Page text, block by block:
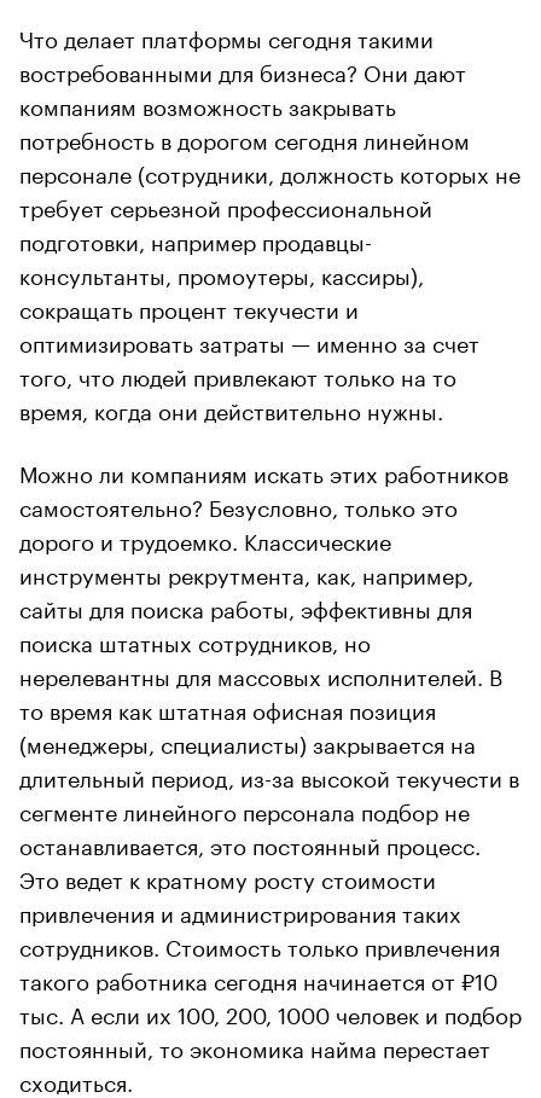
Что делает платформы сегодня такими
востребованными для бизнеса? Они дают
компаниям возможность закрывать
потребность в дорогом сегодня линейном
персонале (сотрудники, должность которых не
требует серьезной профессиональной
подготовки, например продавцы-
консультанты, промоутеры, кассиры),
сокращать процент текучести и
оптимизировать затраты — именно за счет
того, что людей привлекают только на то
время, когда они действительно нужны.
Можно ли компаниям искать этих работников
самостоятельно? Безусловно, только это
дорого и трудоемко. Классические
инструменты рекрутмента, как, например,
сайты для поиска работы, эффективны для
поиска штатных сотрудников, но
нерелевантны для массовых исполнителей. В
то время как штатная офисная позиция
(менеджеры, специалисты) закрывается на
длительный период, из-за высокой текучести в
сегменте линейного персонала подбор не
останавливается, это постоянный процесс.
Это ведет к кратному росту стоимости
привлечения и администрирования таких
сотрудников. Стоимость только привлечения
такого работника сегодня начинается от ₽10
тыс. А если их 100, 200, 1000 человек и подбор
постоянный, то экономика найма перестает
сходиться.